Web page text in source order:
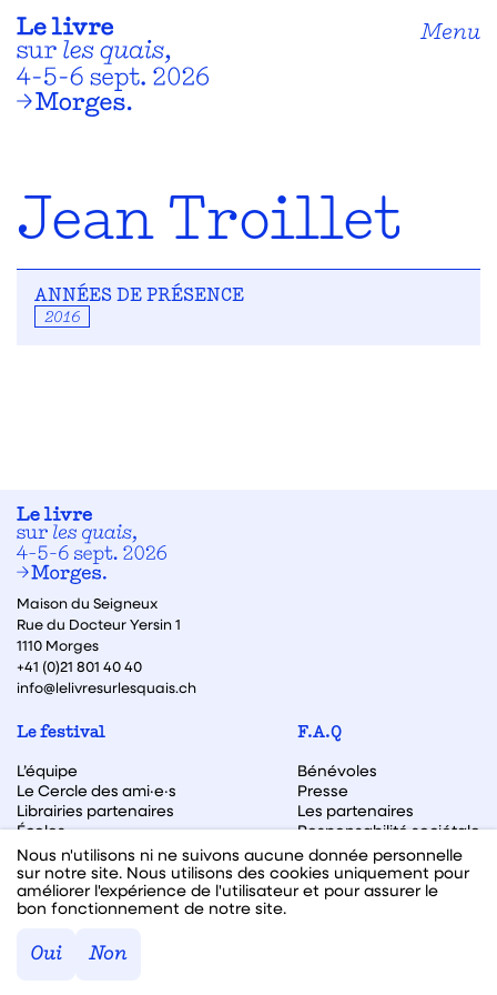
Menu
Jean Troillet
ANNÉES DE PRÉSENCE
2016
Maison du Seigneux
Rue du Docteur Yersin 1
1110 Morges
+41 (0)21 801 40 40
info@lelivresurlesquais.ch
Le festival
L’équipe
Le Cercle des ami·e·s
Librairies partenaires
Écoles
F.A.Q
Bénévoles
Presse
Les partenaires
Responsabilité sociétale
Archive des éditions
Archive des autrices et auteurs
Nous n'utilisons ni ne suivons aucune donnée personnelle
sur notre site. Nous utilisons des cookies uniquement pour
améliorer l'expérience de l'utilisateur et pour assurer le
bon fonctionnement de notre site.
Oui Non